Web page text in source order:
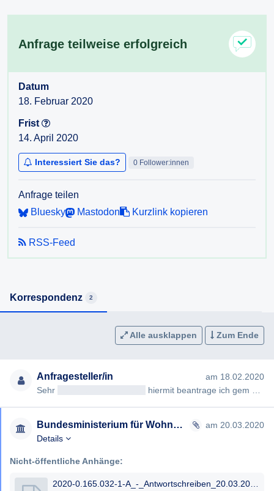
Anfrage teilweise erfolgreich
Datum
18. Februar 2020
Frist
14. April 2020
Interessiert Sie das? 0 Follower:innen
Anfrage teilen
Bluesky
Mastodon Kurzlink kopieren
RSS-Feed
Korrespondenz 2
Alle ausklappen Zum Ende
Anfragesteller/in
am 18.02.2020
Sehr
hiermit beantrage ich gem §§ 2, 3 AuskunftspflichtG die Erteilung folgender Auskunft…
Bundesministerium für Wohnen, Kunst, Kultur, Medien und Sport
am 20.03.2020
Details
Nicht-öffentliche Anhänge: